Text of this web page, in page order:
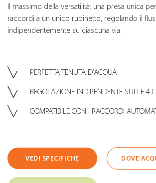
Il massimo della versatilità: una presa unica
raccordi a un unico rubinetto, regolando il
indipendentemente su ciascuna via.
PERFETTA TENUTA D’ACQUA
REGOLAZIONE INDIPENDENTE SULLE 4
COMPATIBILE CON I RACCORDI
VEDI SPECIFICHE DOVE